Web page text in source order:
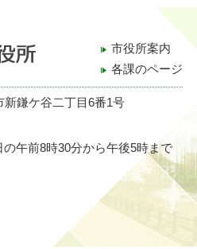
市役所案内
各課のページ
鎌ケ谷二丁目6番1号
午前8時30分から午後5時まで